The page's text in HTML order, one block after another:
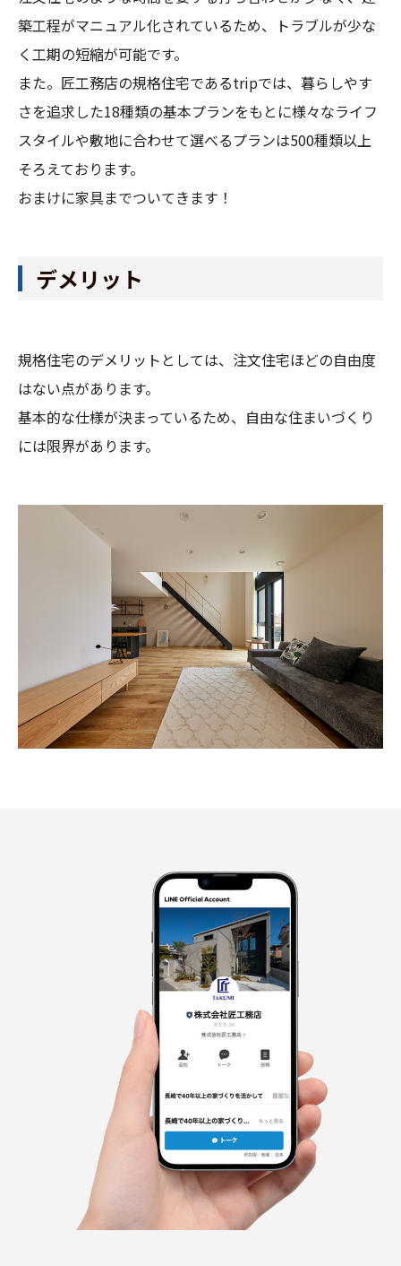
築工程がマニュアル化されているため、トラブルが少な
く工期の短縮が可能です。
また。匠工務店の規格住宅であるtripでは、暮らしやす
さを追求した18種類の基本プランをもとに様々なライフ
スタイルや敷地に合わせて選べるプランは500種類以上
そろえております。
おまけに家具までついてきます！
デメリット
規格住宅のデメリットとしては、注文住宅ほどの自由度
はない点があります。
基本的な仕様が決まっているため、自由な住まいづくり
には限界があります。